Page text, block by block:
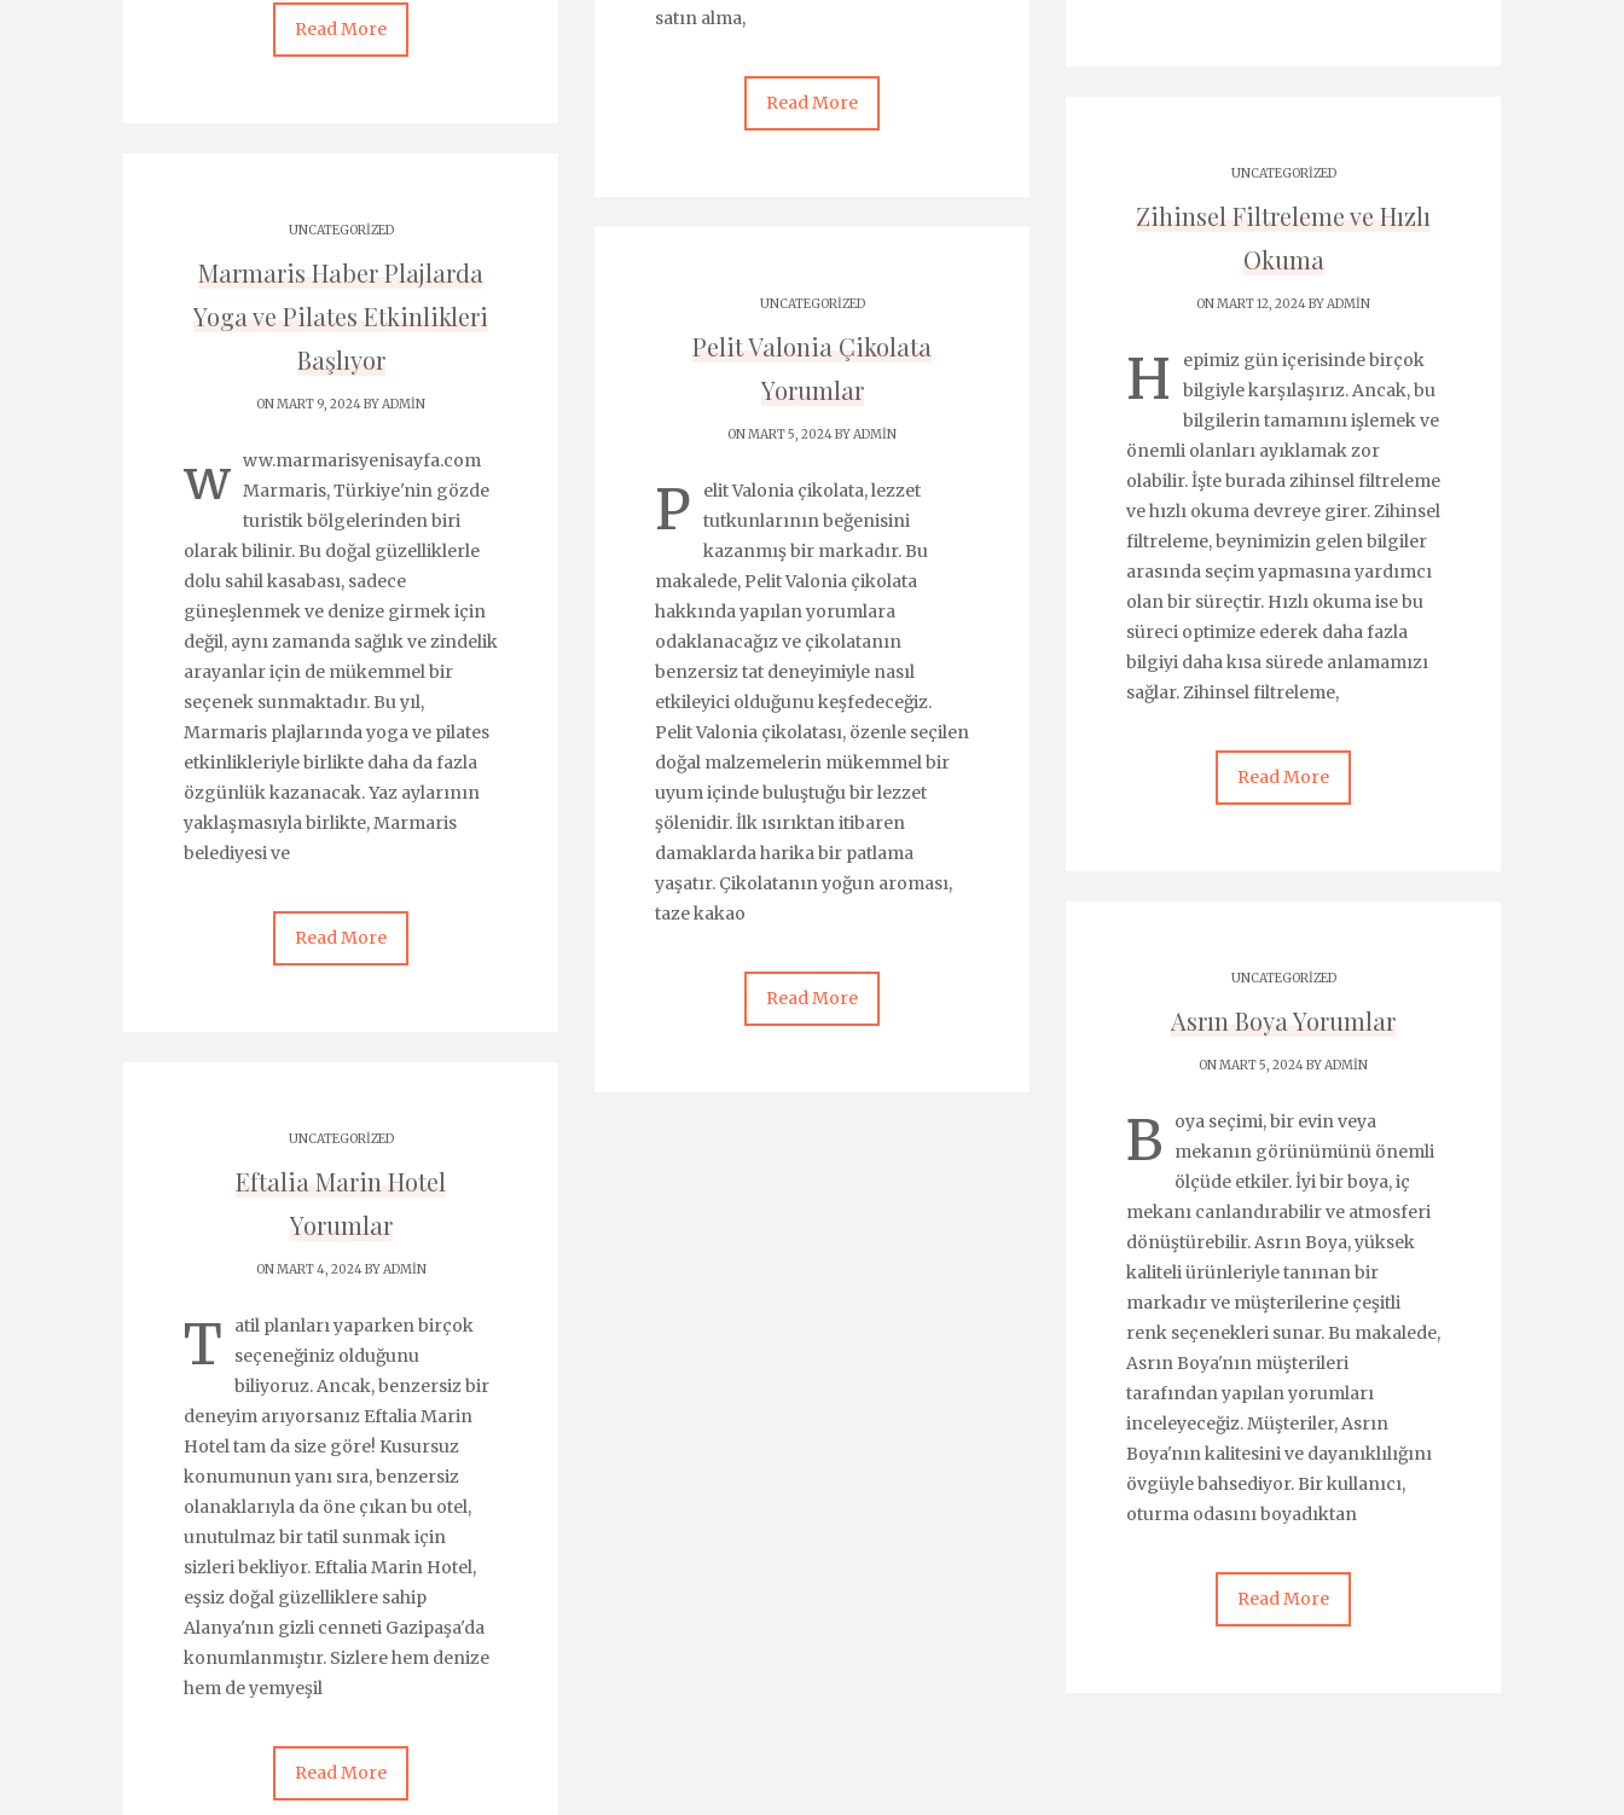
Read More
satın alma,
Read More
UNCATEGORIZED
Zihinsel Filtreleme ve Hızlı
Okuma
ON MART 12, 2024 BYADMIN
H
epimiz gün içerisinde birçok
bilgiyle karşılaşırız. Ancak, bu
bilgilerin tamamını işlemek ve
önemli olanları ayıklamak zor
olabilir. İşte burada zihinsel filtreleme
ve hızlı okuma devreye girer. Zihinsel
filtreleme, beynimizin gelen bilgiler
arasında seçim yapmasına yardımcı
olan bir süreçtir. Hızlı okuma ise bu
süreci optimize ederek daha fazla
bilgiyi daha kısa sürede anlamamızı
sağlar. Zihinsel filtreleme,
Read More
UNCATEGORIZED
Marmaris Haber Plajlarda
Yoga ve Pilates Etkinlikleri
Başlıyor
ON MART 9, 2024 BYADMIN
w ww.marmarisyenisayfa.com
Marmaris, Türkiye'nin gözde
turistik bölgelerinden biri
olarak bilinir. Bu doğal güzelliklerle
dolu sahil kasabası, sadece
güneşlenmek ve denize girmek için
değil, aynı zamanda sağlık ve zindelik
arayanlar için de mükemmel bir
seçenek sunmaktadır. Bu yıl,
Marmaris plajlarında yoga ve pilates
etkinlikleriyle birlikte daha da fazla
özgünlük kazanacak. Yaz aylarının
yaklaşmasıyla birlikte, Marmaris
belediyesi ve
Read More
UNCATEGORIZED
Pelit Valonia Çikolata
Yorumlar
ON MART 5, 2024 BYADMIN
P
elit Valonia çikolata, lezzet
tutkunlarının beğenisini
kazanmış bir markadır. Bu
makalede, Pelit Valonia çikolata
hakkında yapılan yorumlara
odaklanacağız ve çikolatanın
benzersiz tat deneyimiyle nasıl
etkileyici olduğunu keşfedeceğiz.
Pelit Valonia çikolatası, özenle seçilen
doğal malzemelerin mükemmel bir
uyum içinde buluştuğu bir lezzet
şölenidir. İlk ısırıktan itibaren
damaklarda harika bir patlama
yaşatır. Çikolatanın yoğun aroması,
taze kakao
Read More
UNCATEGORIZED
Asrın Boya Yorumlar
ON MART 5, 2024 BYADMIN
B
oya seçimi, bir evin veya
mekanın görünümünü önemli
ölçüde etkiler. İyi bir boya, iç
mekanı canlandırabilir ve atmosferi
dönüştürebilir. Asrın Boya, yüksek
kaliteli ürünleriyle tanınan bir
markadır ve müşterilerine çeşitli
renk seçenekleri sunar. Bu makalede,
Asrın Boya'nın müşterileri
tarafından yapılan yorumları
inceleyeceğiz. Müşteriler, Asrın
Boya'nın kalitesini ve dayanıklılığını
övgüyle bahsediyor. Bir kullanıcı,
oturma odasını boyadıktan
Read More
UNCATEGORIZED
Eftalia Marin Hotel
Yorumlar
ON MART 4, 2024 BYADMIN
T
atil planları yaparken birçok
seçeneğiniz olduğunu
biliyoruz. Ancak, benzersiz bir
deneyim arıyorsanız Eftalia Marin
Hotel tam da size göre! Kusursuz
konumunun yanı sıra, benzersiz
olanaklarıyla da öne çıkan bu otel,
unutulmaz bir tatil sunmak için
sizleri bekliyor. Eftalia Marin Hotel,
eşsiz doğal güzelliklere sahip
Alanya'nın gizli cenneti Gazipaşa'da
konumlanmıştır. Sizlere hem denize
hem de yemyeşil
Read More